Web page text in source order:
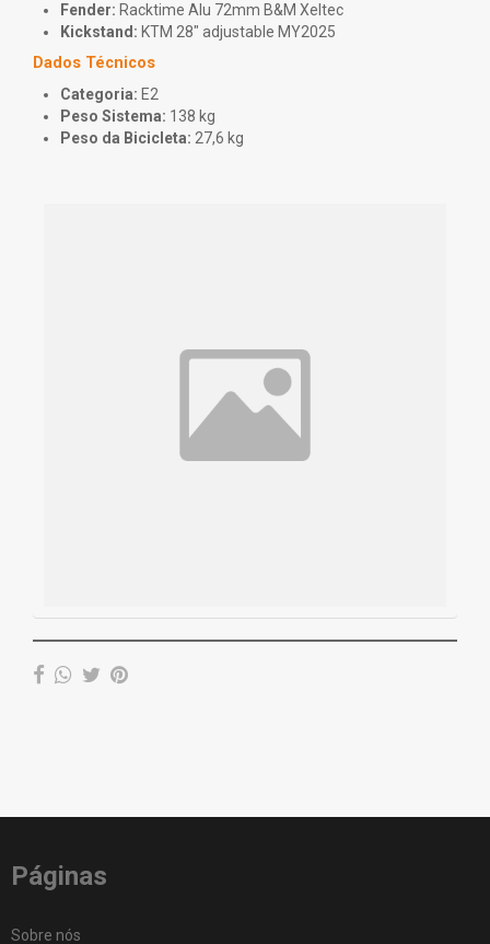
Fender: Racktime Alu 72mm B&M Xeltec
Kickstand: KTM 28" adjustable MY2025
Dados Técnicos
Categoria: E2
Peso Sistema: 138 kg
Peso da Bicicleta: 27,6 kg
Páginas
Sobre nós